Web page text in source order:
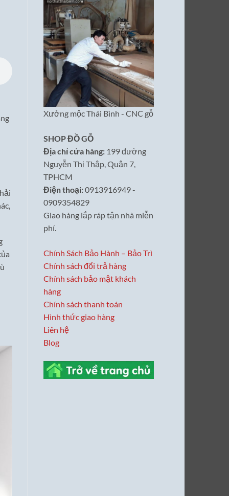
Xưởng mộc Thái Bình - CNC gỗ
SHOP ĐỒ GỖ
Địa chỉ cửa hàng:199 đường
Nguyễn Thị Thập, Quận 7,
TPHCM
Điện thoại:0913916949 -
0909354829
Giao hàng lắp ráp tận nhà miễn
phí.
Chính Sách Bảo Hành – Bảo Trì
Chính sách đổi trả hàng
Chính sách bảo mật khách
hàng
Chính sách thanh toán
Hình thức giao hàng
Liên hệ
Blog